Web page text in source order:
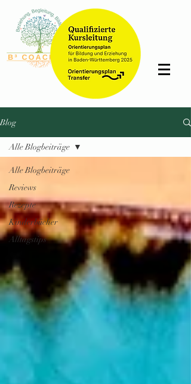
Bettina
Schmidt
Blog
Alle Blogbeiträge
Reviews
Rezepte
Kinderbücher
Alltagstips
Alle Blogbeiträge